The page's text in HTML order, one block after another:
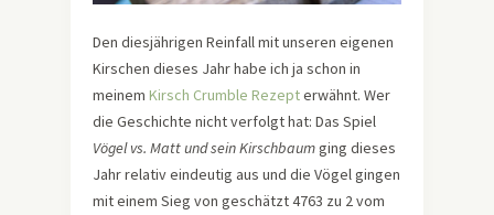
Den diesjährigen Reinfall mit unseren eigenen
Kirschen dieses Jahr habe ich ja schon in
meinem Kirsch Crumble Rezepterwähnt. Wer
die Geschichte nicht verfolgt hat: Das Spiel
Vögel vs. Matt und sein Kirschbaumging dieses
Jahr relativ eindeutig aus und die Vögel gingen
mit einem Sieg von geschätzt 4763 zu 2 vom